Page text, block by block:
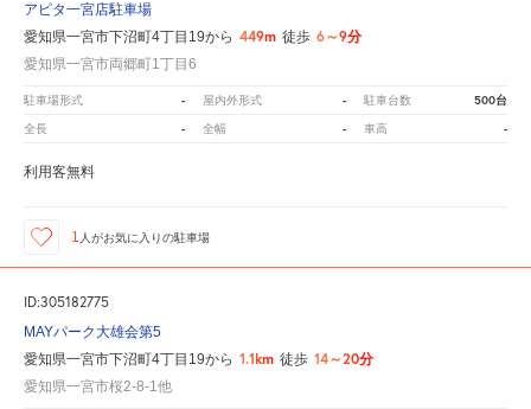
アピタ一宮店駐車場
愛知県一宮市下沼町4丁目19から 449m 徒歩 6～9分
愛知県一宮市両郷町1丁目6
駐車場形式 - 屋内外形式 - 駐車台数 500台
全長 - 全幅 - 車高 -
利用客無料
1 人がお気に入りの駐車場
ID:305182775
MAYパーク大雄会第5
愛知県一宮市下沼町4丁目19から 1.1km 徒歩 14～20分
愛知県一宮市桜2-8-1他